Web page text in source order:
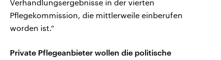
Verhandlungsergebnisse in der vierten
Pflegekommission, die mittlerweile einberufen
worden ist.“
Private Pflegeanbieter wollen die politische